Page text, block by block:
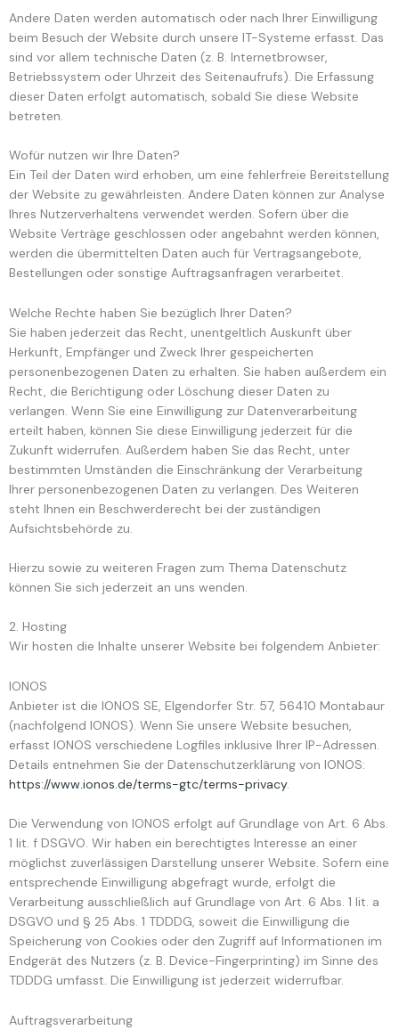
Andere Daten werden automatisch oder nach Ihrer Einwilligung
beim Besuch der Website durch unsere IT-Systeme erfasst. Das
sind vor allem technische Daten (z. B. Internetbrowser,
Betriebssystem oder Uhrzeit des Seitenaufrufs). Die Erfassung
dieser Daten erfolgt automatisch, sobald Sie diese Website
betreten.
Wofür nutzen wir Ihre Daten?
Ein Teil der Daten wird erhoben, um eine fehlerfreie Bereitstellung
der Website zu gewährleisten. Andere Daten können zur Analyse
Ihres Nutzerverhaltens verwendet werden. Sofern über die
Website Verträge geschlossen oder angebahnt werden können,
werden die übermittelten Daten auch für Vertragsangebote,
Bestellungen oder sonstige Auftragsanfragen verarbeitet.
Welche Rechte haben Sie bezüglich Ihrer Daten?
Sie haben jederzeit das Recht, unentgeltlich Auskunft über
Herkunft, Empfänger und Zweck Ihrer gespeicherten
personenbezogenen Daten zu erhalten. Sie haben außerdem ein
Recht, die Berichtigung oder Löschung dieser Daten zu
verlangen. Wenn Sie eine Einwilligung zur Datenverarbeitung
erteilt haben, können Sie diese Einwilligung jederzeit für die
Zukunft widerrufen. Außerdem haben Sie das Recht, unter
bestimmten Umständen die Einschränkung der Verarbeitung
Ihrer personenbezogenen Daten zu verlangen. Des Weiteren
steht Ihnen ein Beschwerderecht bei der zuständigen
Aufsichtsbehörde zu.
Hierzu sowie zu weiteren Fragen zum Thema Datenschutz
können Sie sich jederzeit an uns wenden.
2. Hosting
Wir hosten die Inhalte unserer Website bei folgendem Anbieter:
IONOS
Anbieter ist die IONOS SE, Elgendorfer Str. 57, 56410 Montabaur
(nachfolgend IONOS). Wenn Sie unsere Website besuchen,
erfasst IONOS verschiedene Logfiles inklusive Ihrer IP-Adressen.
Details entnehmen Sie der Datenschutzerklärung von IONOS:
https://www.ionos.de/terms-gtc/terms-privacy.
Die Verwendung von IONOS erfolgt auf Grundlage von Art. 6 Abs.
1 lit. f DSGVO. Wir haben ein berechtigtes Interesse an einer
möglichst zuverlässigen Darstellung unserer Website. Sofern eine
entsprechende Einwilligung abgefragt wurde, erfolgt die
Verarbeitung ausschließlich auf Grundlage von Art. 6 Abs. 1 lit. a
DSGVO und § 25 Abs. 1 TDDDG, soweit die Einwilligung die
Speicherung von Cookies oder den Zugriff auf Informationen im
Endgerät des Nutzers (z. B. Device-Fingerprinting) im Sinne des
TDDDG umfasst. Die Einwilligung ist jederzeit widerrufbar.
Auftragsverarbeitung